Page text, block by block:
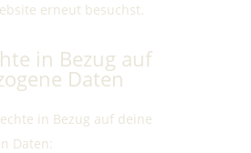
erneut besuchst.
in Bezug auf
Daten
in Bezug auf deine
Daten: